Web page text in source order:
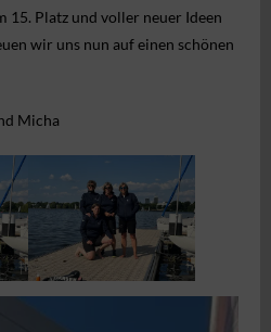
Platz und voller neuer Ideen
wir uns nun auf einen schönen
Micha